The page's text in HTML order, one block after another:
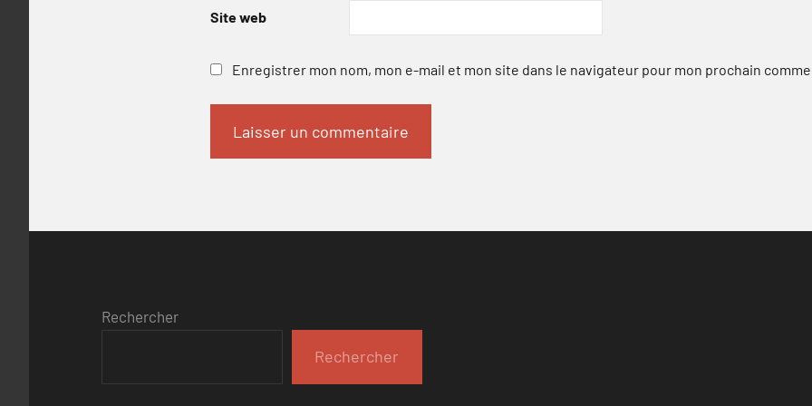
Site web
Enregistrer mon nom, mon e-mail et mon site dans le navigateur pour mon prochain
Rechercher
Rechercher